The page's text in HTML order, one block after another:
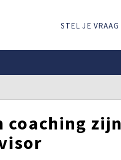
STEL JE VRAAG
zijn